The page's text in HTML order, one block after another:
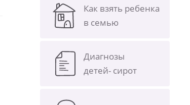
Как взять ребенка
в семью
Диагнозы
детей- сирот